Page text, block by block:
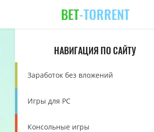
BET-TORRENT
НАВИГАЦИЯ ПО САЙТУ
Заработок без вложений
Игры для PC
Консольные игры